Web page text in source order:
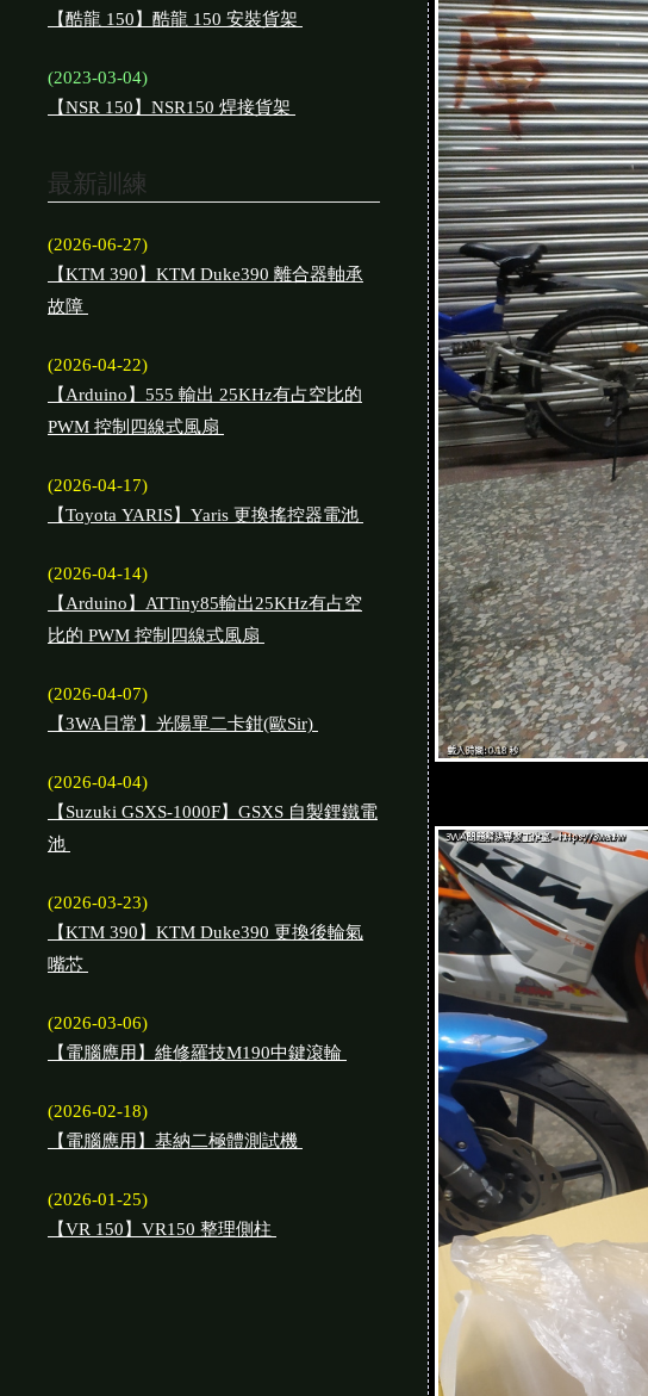
【酷龍 150】酷龍 150 安裝貨架
(2023-03-04)
【NSR 150】NSR150 焊接貨架
最新訓練
(2026-06-27)
【KTM 390】KTM Duke390 離合器軸承
故障
(2026-04-22)
【Arduino】555 輸出 25KHz有占空比的
PWM 控制四線式風扇
(2026-04-17)
【Toyota YARIS】Yaris 更換搖控器電池
(2026-04-14)
【Arduino】ATTiny85輸出25KHz有占空
比的 PWM 控制四線式風扇
(2026-04-07)
【3WA日常】光陽單二卡鉗(歐Sir)
(2026-04-04)
【Suzuki GSXS-1000F】GSXS 自製鋰鐵電
池
(2026-03-23)
【KTM 390】KTM Duke390 更換後輪氣
嘴芯
(2026-03-06)
【電腦應用】維修羅技M190中鍵滾輪
(2026-02-18)
【電腦應用】基納二極體測試機
(2026-01-25)
【VR 150】VR150 整理側柱